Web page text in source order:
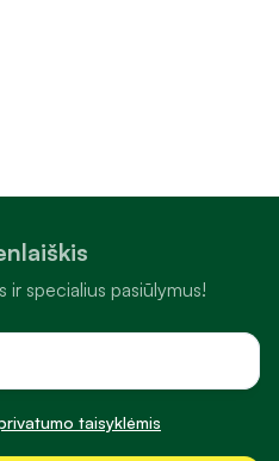
ir specialius pasiūlymus!
taisyklėmis